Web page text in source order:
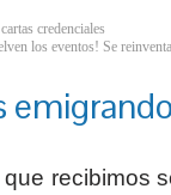
credenciales
los eventos! Se
recibimos